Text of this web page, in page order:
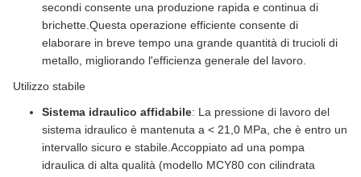
secondi consente una produzione rapida e continua di
brichette.Questa operazione efficiente consente di
elaborare in breve tempo una grande quantità di trucioli di
metallo, migliorando l'efficienza generale del lavoro.
Utilizzo stabile
Sistema idraulico affidabile: La pressione di lavoro del
sistema idraulico è mantenuta a < 21,0 MPa, che è entro un
intervallo sicuro e stabile.Accoppiato ad una pompa
idraulica di alta qualità (modello MCY80 con cilindrata